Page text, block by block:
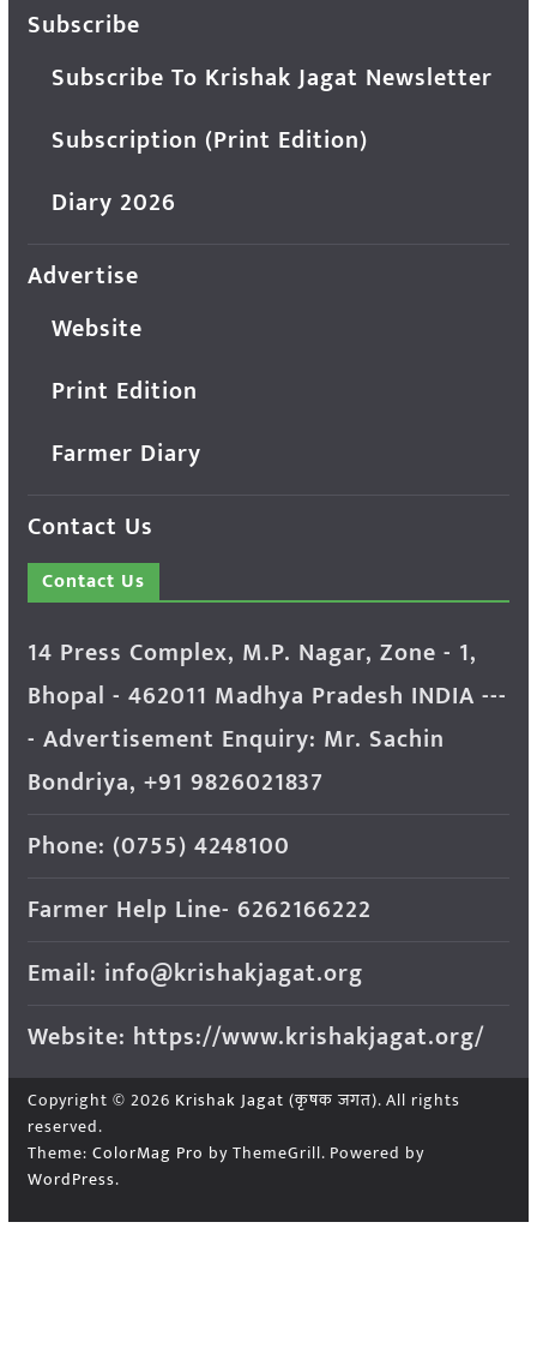
Subscribe
Subscribe To Krishak Jagat Newsletter
Subscription (Print Edition)
Diary 2026
Advertise
Website
Print Edition
Farmer Diary
Contact Us
Contact Us
14 Press Complex, M.P. Nagar, Zone - 1,
Bhopal - 462011 Madhya Pradesh INDIA ---
- Advertisement Enquiry: Mr. Sachin
Bondriya, +91 9826021837
Phone: (0755) 4248100
Farmer Help Line- 6262166222
Email: info@krishakjagat.org
Website: https://www.krishakjagat.org/
Copyright © 2026 Krishak Jagat (कृषक जगत). All rights
reserved.
Theme: ColorMag Pro by ThemeGrill. Powered by
WordPress.